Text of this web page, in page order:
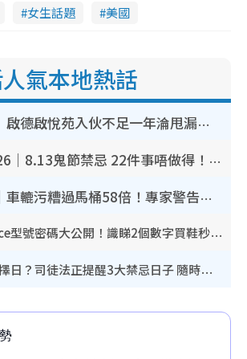
女生話題 美國
氣本地熱話
「居屋王」啟德啟悅苑入伙不足一年淪甩漏之王！插頭噴火花致大停電 多戶業主全屋家電報銷
鬼門開2026｜8.13鬼節禁忌 22件事唔做得！燒肉、刺身要少食？半夜勿吹口哨/打呢個電話
行李清潔｜車轆污糟過馬桶58倍！專家警告忌用酒精抹 教1招免污手除菌
New Balance型號密碼大公開！識睇2個數字買鞋秒知功能免中伏 附5大熱門鞋款
剪頭髮都要擇日？司徒法正提醒3大禁忌日子 隨時剪走財運！呢日剪髮恐「剪壽命」？